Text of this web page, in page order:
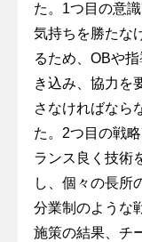
た。1つ目の意
気持ちを勝たな
るため、OBや
き込み、協力を
さなければなら
た。2つ目の戦
ランス良く技術
し、個々の長所
分業制のような
施策の結果、チ